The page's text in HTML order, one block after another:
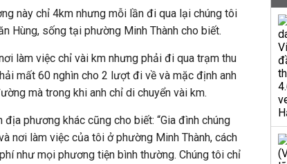
này chỉ 4km nhưng mỗi lần đi qua lại chúng tôi
Hùng, sống tại phường Minh Thành cho biết.
làm việc chỉ vài km nhưng phải đi qua trạm thu
mất 60 nghìn cho 2 lượt đi về và mặc định anh
mà trong khi anh chỉ di chuyển vài km.
phương khác cũng cho biết: “Gia đình chúng
nơi làm việc của tôi ở phường Minh Thành, cách
như mọi phương tiện bình thường. Chúng tôi chỉ